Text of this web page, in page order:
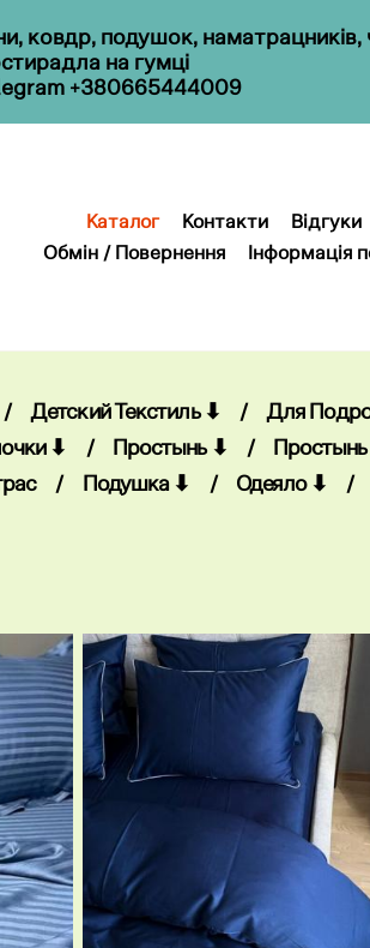
ковдр, подушок,
на гумці
+380665444009
Каталог Контакти Відгуки
Обмін / Повернення
Інформація
Каталог Контакти
Обмін / Повернення
Інформація
/ Детский Текстиль ⬇ / Для
⬇ / Простынь ⬇ / Простынь
/ Подушка ⬇ / Одеяло ⬇ /